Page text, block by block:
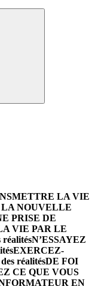
LA VIE
LA NOUVELLE
PRISE DE
VIE PAR LE
N’ESSAYEZ
EXERCEZ-
réalitésDE FOI
CE QUE VOUS
EN